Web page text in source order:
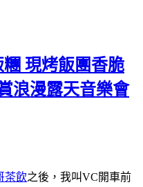
糰 現烤飯團香脆
浪漫露天音樂會
茶飲之後，我叫VC開車前